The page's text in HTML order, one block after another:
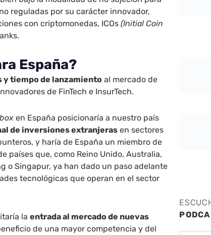
reguladas por su carácter innovador,
con criptomonedas, ICOs(Initial Coin
España?
y tiempo de lanzamiento al mercado de
de FinTech e InsurTech.
en España posicionaría a nuestro país
de inversiones extranjeras en sectores
y haría de España un miembro de
países que, como Reino Unido, Australia,
o Singapur, ya han dado un paso adelante
tecnológicas que operan en el sector
laentrada al mercado de nuevas
de una mayor competencia y del